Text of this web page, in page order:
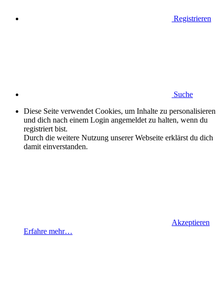
Registrieren
Suche
Diese Seite verwendet Cookies, um Inhalte zu personalisieren
und dich nach einem Login angemeldet zu halten, wenn du
registriert bist.
Durch die weitere Nutzung unserer Webseite erklärst du dich
damit einverstanden.
Akzeptieren
Erfahre mehr…